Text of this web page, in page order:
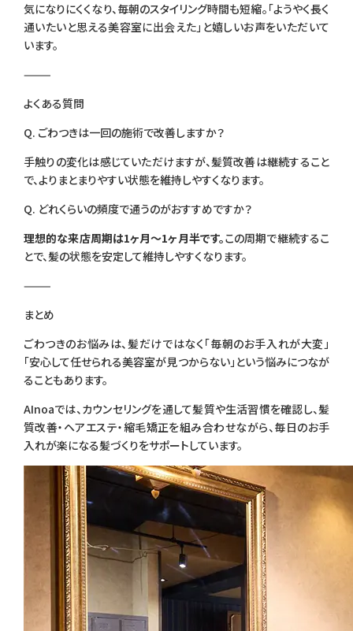
気になりにくくなり、毎朝のスタイリング時間も短縮。「ようやく長く
通いたいと思える美容室に出会えた」と嬉しいお声をいただいて
います。
⸻
よくある質問
Q. ごわつきは一回の施術で改善しますか？
手触りの変化は感じていただけますが、髪質改善は継続すること
で、よりまとまりやすい状態を維持しやすくなります。
Q. どれくらいの頻度で通うのがおすすめですか？
理想的な来店周期は1ヶ月〜1ヶ月半です。この周期で継続するこ
とで、髪の状態を安定して維持しやすくなります。
⸻
まとめ
ごわつきのお悩みは、髪だけではなく「毎朝のお手入れが大変」
「安心して任せられる美容室が見つからない」という悩みにつなが
ることもあります。
AInoaでは、カウンセリングを通して髪質や生活習慣を確認し、髪
質改善・ヘアエステ・縮毛矯正を組み合わせながら、毎日のお手
入れが楽になる髪づくりをサポートしています。